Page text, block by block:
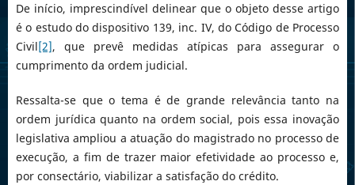
De início, imprescindível delinear que o objeto desse artigo
é o estudo do dispositivo 139, inc. IV, do Código de Processo
Civil[2], que prevê medidas atípicas para assegurar o
cumprimento da ordem judicial.
Ressalta-se que o tema é de grande relevância tanto na
ordem jurídica quanto na ordem social, pois essa inovação
legislativa ampliou a atuação do magistrado no processo de
execução, a fim de trazer maior efetividade ao processo e,
por consectário, viabilizar a satisfação do crédito.